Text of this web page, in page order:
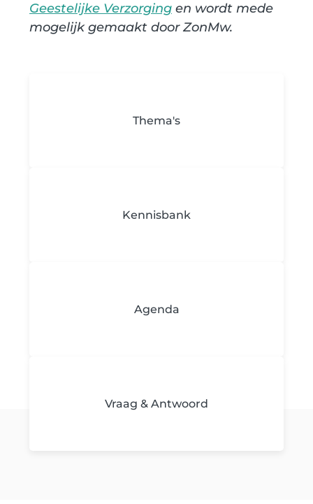
Geestelijke Verzorging en wordt mede
mogelijk gemaakt door ZonMw.
Thema's
Kennisbank
Agenda
Vraag & Antwoord